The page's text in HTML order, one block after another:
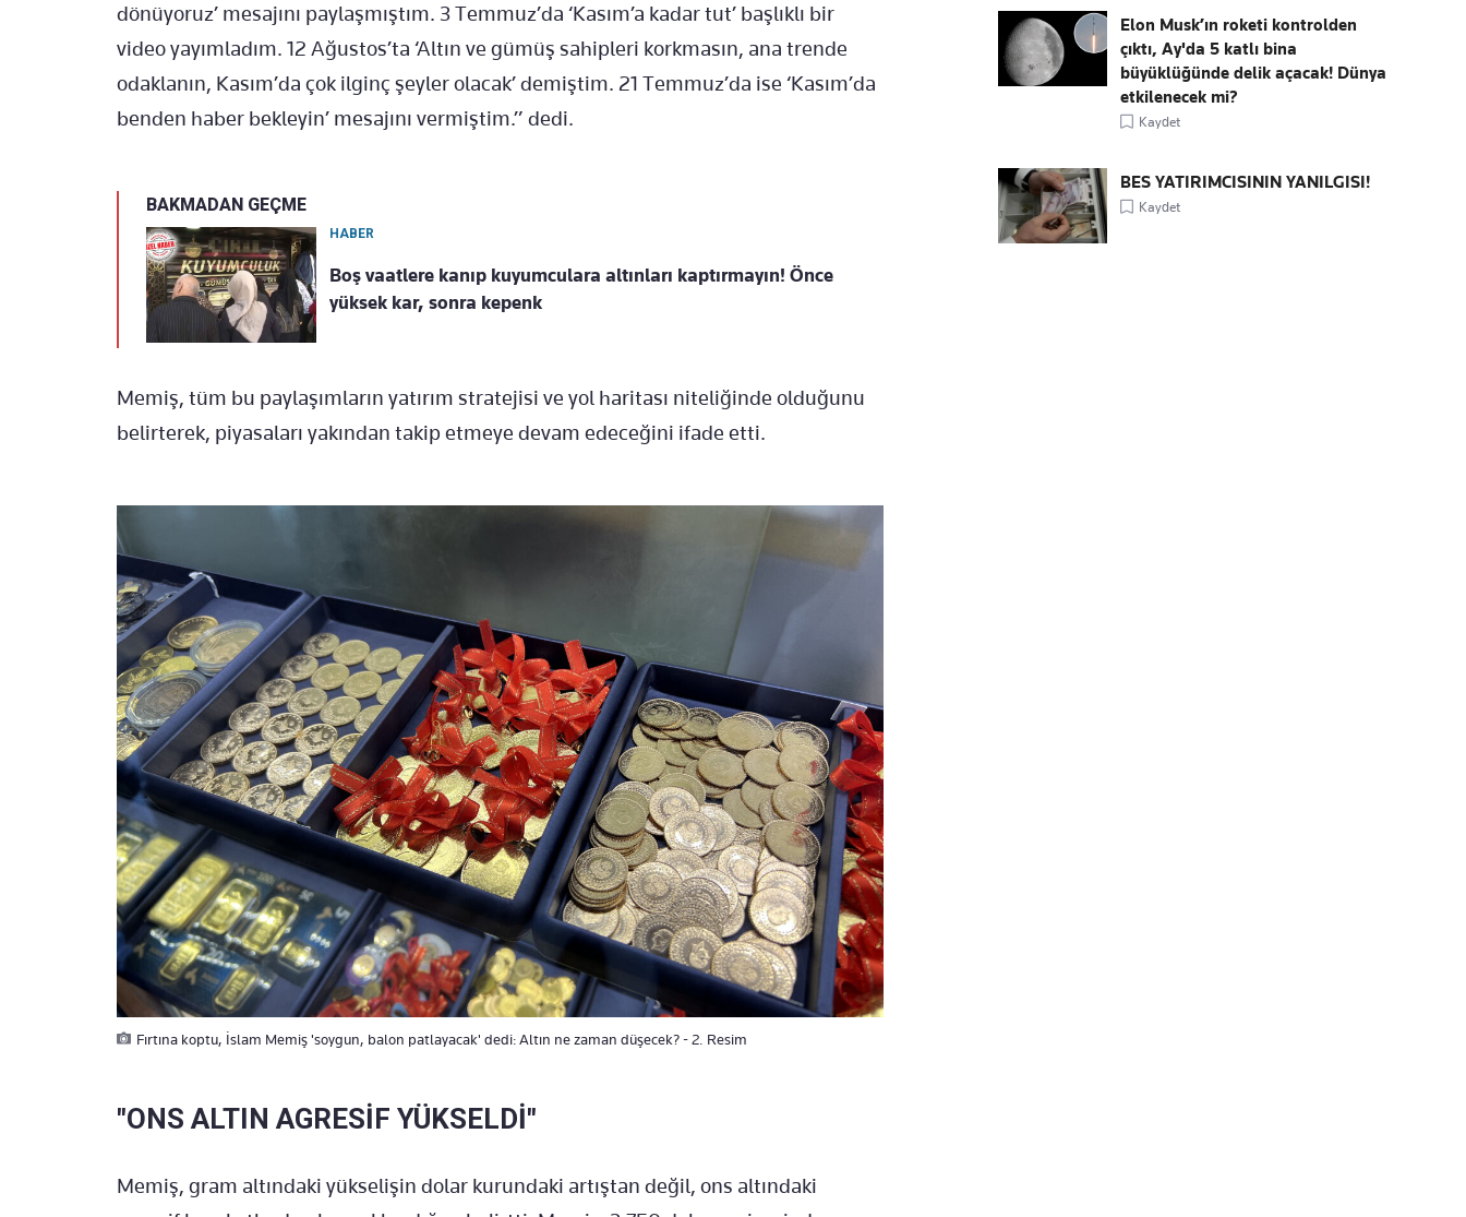
dönüyoruz’ mesajını paylaşmıştım. 3 Temmuz’da ‘Kasım’a kadar tut’ başlıklı bir
video yayımladım. 12 Ağustos’ta ‘Altın ve gümüş sahipleri korkmasın, ana trende
odaklanın, Kasım’da çok ilginç şeyler olacak’ demiştim. 21 Temmuz’da ise ‘Kasım’da
benden haber bekleyin’ mesajını vermiştim.” dedi.
BAKMADAN GEÇME
HABER
Boş vaatlere kanıp kuyumculara altınları kaptırmayın! Önce
yüksek kar, sonra kepenk
Memiş, tüm bu paylaşımların yatırım stratejisi ve yol haritası niteliğinde olduğunu
belirterek, piyasaları yakından takip etmeye devam edeceğini ifade etti.
Fırtına koptu, İslam Memiş 'soygun, balon patlayacak' dedi: Altın ne zaman düşecek? - 2. Resim
"ONS ALTIN AGRESİF YÜKSELDİ"
Memiş, gram altındaki yükselişin dolar kurundaki artıştan değil, ons altındaki
Elon Musk’ın roketi kontrolden
çıktı, Ay'da 5 katlı bina
büyüklüğünde delik açacak! Dünya
etkilenecek mi?
Kaydet
BES YATIRIMCISININ YANILGISI!
Kaydet